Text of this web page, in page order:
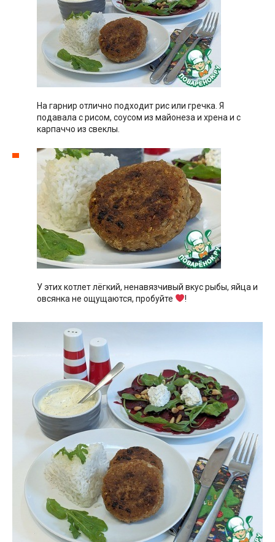
На гарнир отлично подходит рис или гречка. Я
подавала с рисом, соусом из майонеза и хрена и с
карпаччо из свеклы.
У этих котлет лёгкий, ненавязчивый вкус рыбы, яйца и
овсянка не ощущаются, пробуйте
!